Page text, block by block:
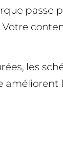
passe
les